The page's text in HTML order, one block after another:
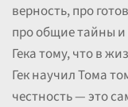
верность, про
про общие тайны
Гека тому, что в
Гек научил Тома
честность — это